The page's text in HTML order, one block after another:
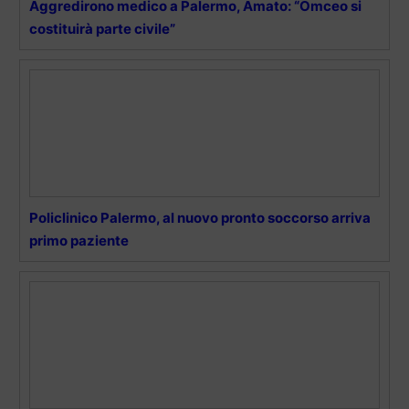
Aggredirono medico a Palermo, Amato: “Omceo si
costituirà parte civile”
Policlinico Palermo, al nuovo pronto soccorso arriva
primo paziente